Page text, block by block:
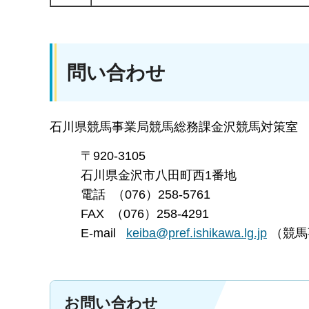
問い合わせ
石川県競馬事業局競馬総務課金沢競馬対策室
〒920-3105
石川県金沢市八田町西1番地
電話 （076）258-5761
FAX （076）258-4291
E-mail keiba@pref.ishikawa.lg.jp （競
お問い合わせ